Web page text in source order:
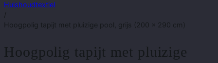
Huishoudtextiel
/
Hoogpolig tapijt met pluizige pool, grijs (200 x 290 cm)
Hoogpolig tapijt met pluizige